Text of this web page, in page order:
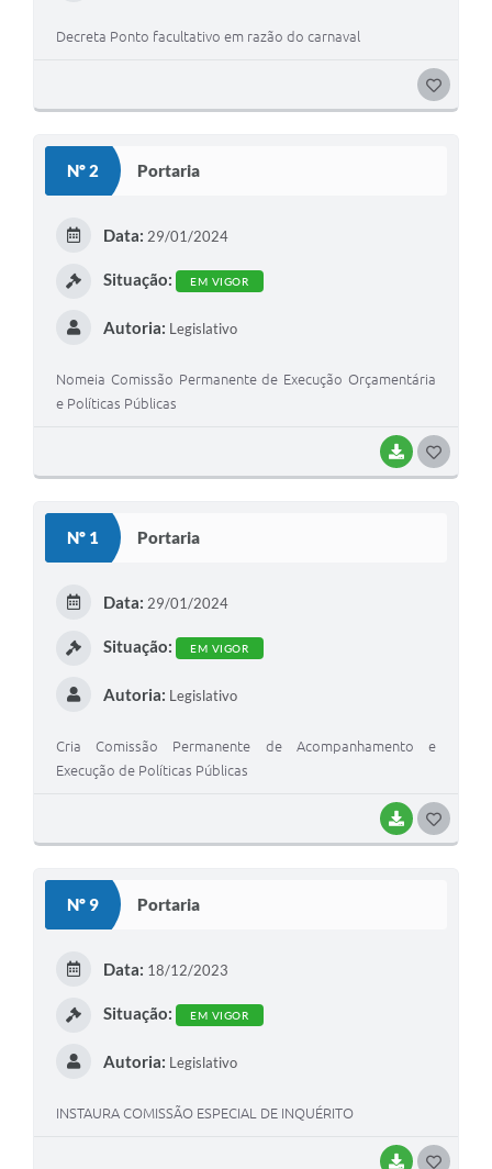
Decreta Ponto facultativo em razão do carnaval
Nº 2 Portaria
BAIXAR
Data: 29/01/2024
Situação: EM VIGOR
Autoria: Legislativo
Nomeia Comissão Permanente de Execução Orçamentária
e Políticas Públicas
Nº 1 Portaria
BAIXAR
Data: 29/01/2024
Situação: EM VIGOR
Autoria: Legislativo
Cria Comissão Permanente de Acompanhamento e
Execução de Políticas Públicas
Nº 9 Portaria
BAIXAR
Data: 18/12/2023
Situação: EM VIGOR
Autoria: Legislativo
INSTAURA COMISSÃO ESPECIAL DE INQUÉRITO